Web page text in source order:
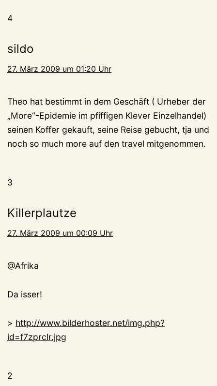
4
sildo
27. März 2009 um 01:20 Uhr
Theo hat bestimmt in dem Geschäft ( Urheber der
„More“-Epidemie im pfiffigen Klever Einzelhandel)
seinen Koffer gekauft, seine Reise gebucht, tja und
noch so much more auf den travel mitgenommen.
3
Killerplautze
27. März 2009 um 00:09 Uhr
@Afrika
Da isser!
> http://www.bilderhoster.net/img.php?
id=f7zprclr.jpg
2